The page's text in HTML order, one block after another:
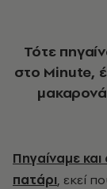
Τότε πηγαίναμε αργά, μετά τις παραστάσεις,
στο Minute,
Πηγαίναμε
πατάρι, εκεί